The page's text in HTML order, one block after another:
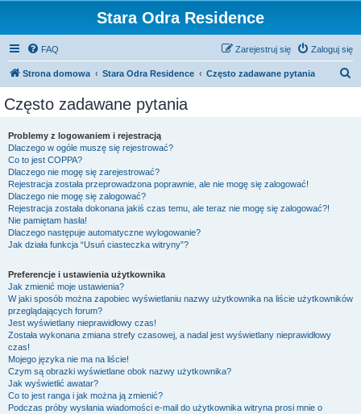
Stara Odra Residence
FAQ Zaloguj się
Zarejestruj się
Strona domowa Stara Odra Residence Często zadawane pytania
Często zadawane pytania
Problemy z logowaniem i rejestracją
Dlaczego w ogóle muszę się rejestrować?
Co to jest COPPA?
Dlaczego nie mogę się zarejestrować?
Rejestracja została przeprowadzona poprawnie, ale nie mogę się zalogować!
Dlaczego nie mogę się zalogować?
Rejestracja została dokonana jakiś czas temu, ale teraz nie mogę się zalogować?!
Nie pamiętam hasła!
Dlaczego następuje automatyczne wylogowanie?
Jak działa funkcja “Usuń ciasteczka witryny”?
Preferencje i ustawienia użytkownika
Jak zmienić moje ustawienia?
W jaki sposób można zapobiec wyświetlaniu nazwy użytkownika na liście użytkowników
przeglądających forum?
Jest wyświetlany nieprawidłowy czas!
Została wykonana zmiana strefy czasowej, a nadal jest wyświetlany nieprawidłowy
czas!
Mojego języka nie ma na liście!
Czym są obrazki wyświetlane obok nazwy użytkownika?
Jak wyświetlić awatar?
Co to jest ranga i jak można ją zmienić?
Podczas próby wysłania wiadomości e-mail do użytkownika witryna prosi mnie o